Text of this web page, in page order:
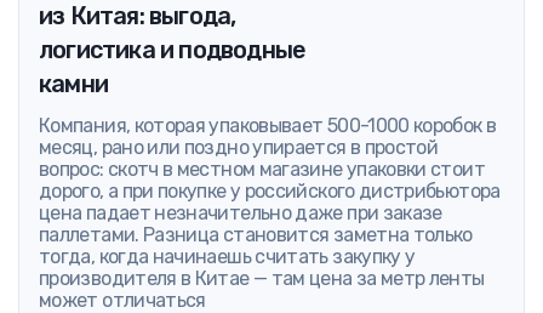
из Китая: выгода,
логистика и подводные
камни
Компания, которая упаковывает 500-1000 коробок в
месяц, рано или поздно упирается в простой
вопрос: скотч в местном магазине упаковки стоит
дорого, а при покупке у российского дистрибьютора
цена падает незначительно даже при заказе
паллетами. Разница становится заметна только
тогда, когда начинаешь считать закупку у
производителя в Китае — там цена за метр ленты
может отличаться